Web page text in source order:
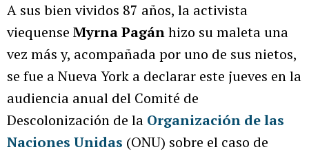
A sus bien vividos 87 años, la activista
viequense Myrna Pagánhizo su maleta una
vez más y, acompañada por uno de sus nietos,
se fue a Nueva York a declarar este jueves en la
audiencia anual del Comité de
Descolonización de la Organización de las
Naciones Unidas (ONU) sobre el caso de